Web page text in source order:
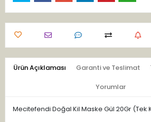
Ürün Açıklaması Garanti ve Teslimat
Yorumlar
Mecitefendi Doğal Kil Maske Gül 20Gr (Tek